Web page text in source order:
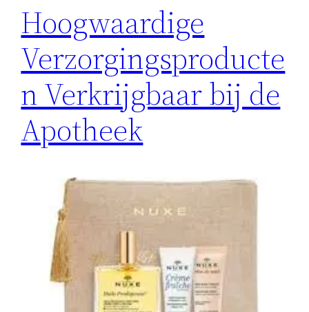
Hoogwaardige
Verzorgingsproducte
n Verkrijgbaar bij de
Apotheek